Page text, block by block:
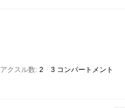
アクスル数 2 3 コンパートメント